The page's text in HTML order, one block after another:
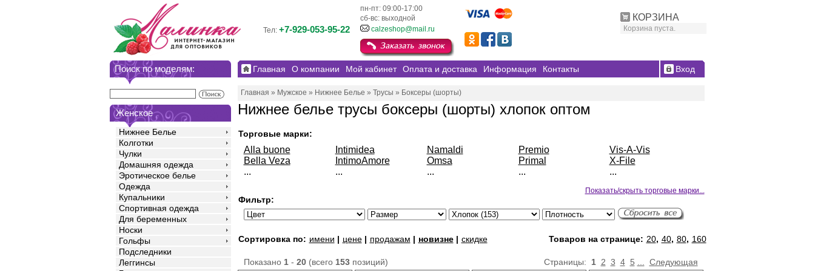
КОРЗИНА
Корзина пуста.
пн-пт: 09:00-17:00
сб-вс: выходной
Тел: +7-929-053-95-22 calzeshop@mail.ru
Поиск по моделям:
Женское
Нижнее Белье
Колготки
Чулки
Домашняя одежда
Эротическое белье
Одежда
Купальники
Спортивная одежда
Для беременных
Носки
Гольфы
Подследники
Леггинсы
Главная О компании Мой кабинет Оплата и доставка Информация Контакты Вход
Главная » Мужское » Нижнее Белье » Трусы » Боксеры (шорты)
Нижнее белье трусы боксеры (шорты) хлопок оптом
Торговые марки:
Alla buone
Bella Veza
...
Intimidea
IntimoAmore
...
Namaldi
Omsa
...
Premio
Primal
...
Vis-A-Vis
X-File
...
Показать/скрыть торговые марки...
Фильтр:
Сортировка по: имени | цене| продажам | новизне| скидке Товаров на странице: 20, 40, 80, 160
Страницы: 1 2 3 4 5 ... Следующая
Показано 1- 20(всего 153позиций)